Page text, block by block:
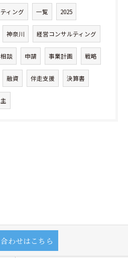
ィング 一覧 2025
神奈川 経営コンサルティング
相談 申請 事業計画 戦略
融資 伴走支援 決算書
わせはこちら